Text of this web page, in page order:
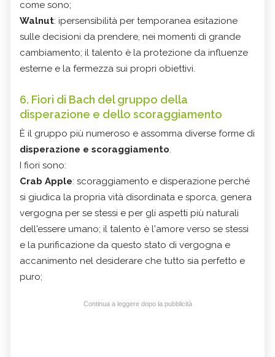
come sono;
Walnut: ipersensibilità per temporanea esitazione
sulle decisioni da prendere, nei momenti di grande
cambiamento; il talento è la protezione da influenze
esterne e la fermezza sui propri obiettivi.
6. Fiori di Bach del gruppo della
disperazione e dello scoraggiamento
È il gruppo più numeroso e assomma diverse forme di
disperazione e scoraggiamento.
I fiori sono:
Crab Apple: scoraggiamento e disperazione perché
si giudica la propria vità disordinata e sporca, genera
vergogna per se stessi e per gli aspetti più naturali
dell'essere umano; il talento è l'amore verso se stessi
e la purificazione da questo stato di vergogna e
accanimento nel desiderare che tutto sia perfetto e
puro;
Continua a leggere dopo la pubblicità